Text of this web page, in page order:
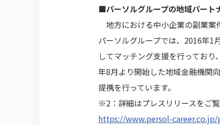
■パーソルグループの地域パート
地方における中小企業の副業案
パーソルグループでは、2016年1
してマッチング支援を行ってお
年8月より開始した地域金融機関
提携を行っています。
※2：詳細はプレスリリースをご
https://www.persol-